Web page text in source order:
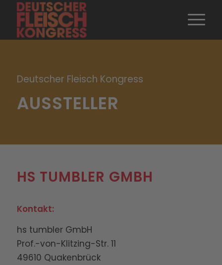
Deutscher Fleisch Kongress
AUSSTELLER
HS TUMBLER GMBH
Kontakt:
hs tumbler GmbH
Prof.-von-Klitzing-Str. 11
49610 Quakenbrück